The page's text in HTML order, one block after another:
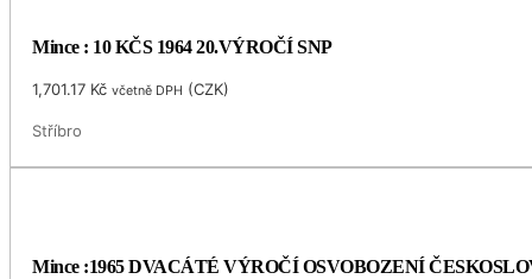
Mince : 10 KČS 1964 20.VÝROČÍ SNP
1,701.17 Kč včetně DPH (CZK)
Stříbro
Mince :1965 DVACÁTÉ VÝROČÍ OSVOBOZENÍ